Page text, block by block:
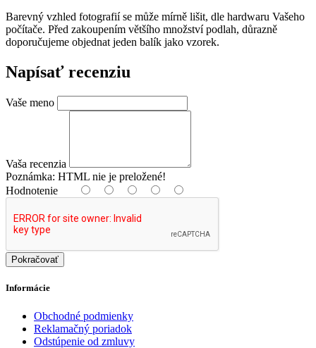
Barevný vzhled fotografií se může mírně lišit, dle hardwaru Vašeho
počítače. Před zakoupením většího množství podlah, důrazně
doporučujeme objednat jeden balík jako vzorek.
Napísať recenziu
Vaše meno
Vaša recenzia
Poznámka: HTML nie je preložené!
Hodnotenie
Pokračovať
Informácie
Obchodné podmienky
Reklamačný poriadok
Odstúpenie od zmluvy